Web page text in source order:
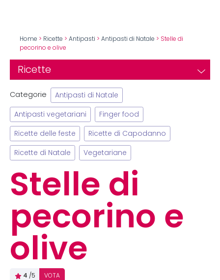
Home > Ricette > Antipasti > Antipasti di Natale > Stelle di
pecorino e olive
Ricette
Categorie Antipasti di Natale
Antipasti vegetariani Finger food
Ricette delle feste Ricette di Capodanno
Ricette di Natale Vegetariane
Stelle di
pecorino e
olive
4 /5 VOTA